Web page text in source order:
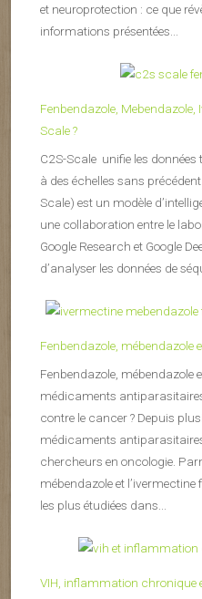
et neuroprotection : ce que
informations présentées...
Fenbendazole,
Scale ?
C2S-Scale unifie les
à des échelles sans
Scale) est un modèle
une collaboration entre le
Google Research et Google
d’analyser les données de
Fenbendazole, mébendazole
Fenbendazole, mébendazole
médicaments
contre le cancer ? Depuis
médicaments
chercheurs en oncologie.
mébendazole et
les plus étudiées dans...
VIH, inflammation chronique